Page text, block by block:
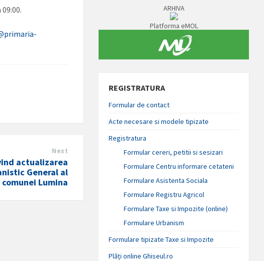
Next
actualizarea
General al
comunei Lumina
ARHIVA
Platforma eMOL
REGISTRATURA
Formular de contact
Acte necesare si modele tipizate
Registratura
Formular cereri, petitii si sesizari
Formulare Centru informare cetateni
Formulare Asistenta Sociala
Formulare Registru Agricol
Formulare Taxe si Impozite (online)
Formulare Urbanism
Formulare tipizate Taxe si Impozite
Plăți online Ghiseul.ro